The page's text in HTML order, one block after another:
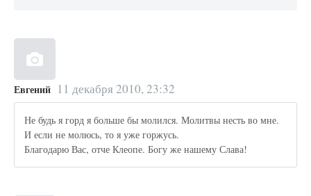
Евгений 11 декабря 2010, 23:32
Не будь я горд я больше бы молился. Молитвы несть во мне.
И если не молюсь, то я уже горжусь.
Благодарю Вас, отче Клеопе. Богу же нашему Слава!